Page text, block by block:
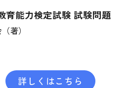
ョン
育能力検定試験 試験問題
著）
詳しくはこちら